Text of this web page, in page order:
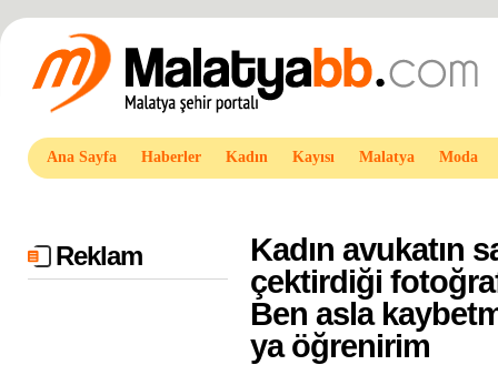
Ana Sayfa Haberler Kadın Kayısı Malatya Moda
Reklam
Kadın avukatın
çektirdiği
Ben asla
ya öğrenirim